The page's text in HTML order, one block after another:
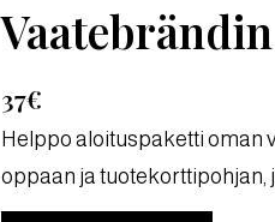
Helppo aloituspaketti oman
oppaan ja tuotekorttipohjan,
37€